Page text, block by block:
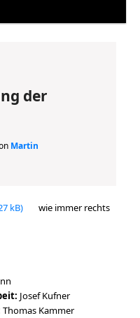
der
Martin
wie immer rechts
Josef Kufner
Thomas Kammer